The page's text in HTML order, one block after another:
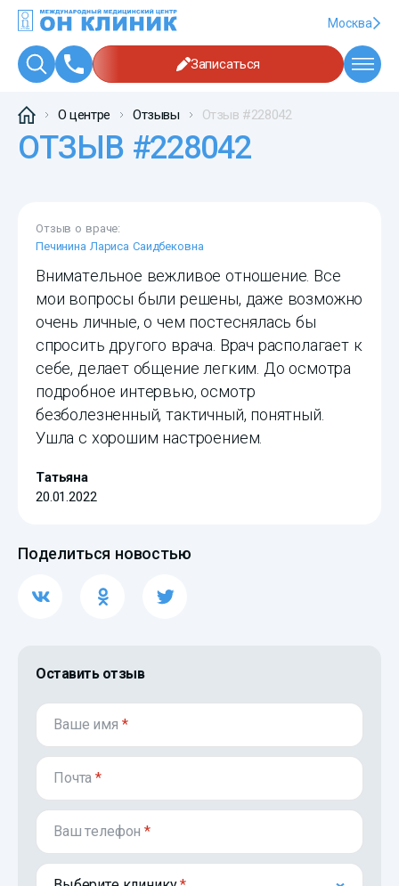
Москва
Записаться
О центре Отзывы Отзыв #228042
ОТЗЫВ #228042
Отзыв о враче:
Печинина Лариса Саидбековна
Внимательное вежливое отношение. Все
мои вопросы были решены, даже возможно
очень личные, о чем постеснялась бы
спросить другого врача. Врач располагает к
себе, делает общение легким. До осмотра
подробное интервью, осмотр
безболезненный, тактичный, понятный.
Ушла с хорошим настроением.
Татьяна
20.01.2022
Поделиться новостью
Оставить отзыв
Ваше имя *
Почта*
Ваш телефон*